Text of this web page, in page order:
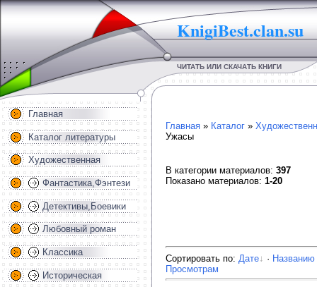
KnigiBest.clan.su
ЧИТАТЬ ИЛИ СКАЧАТЬ КНИГИ
Главная
Каталог литературы
Художественная
Фантастика,Фэнтези
Детективы,Боевики
Любовный роман
Классика
Историческая
Главная » Каталог »
Ужасы
В категории материалов: 397
Показано материалов: 1-20
Сортировать по: Дате · Названию
Просмотрам